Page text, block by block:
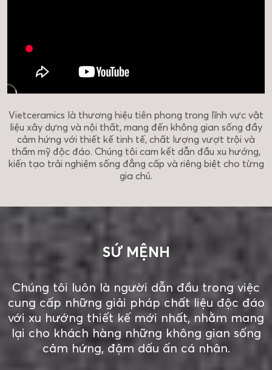
Vietceramics là thương hiệu tiên phong trong lĩnh vực vật
liệu xây dựng và nội thất, mang đến không gian sống đầy
cảm hứng với thiết kế tinh tế, chất lượng vượt trội và
thẩm mỹ độc đáo. Chúng tôi cam kết dẫn đầu xu hướng,
kiến tạo trải nghiệm sống đẳng cấp và riêng biệt cho từng
gia chủ.
SỨ MỆNH
Chúng tôi luôn là người dẫn đầu trong việc
cung cấp những giải pháp chất liệu độc đáo
với xu hướng thiết kế mới nhất, nhằm mang
lại cho khách hàng những không gian sống
cảm hứng, đậm dấu ấn cá nhân.